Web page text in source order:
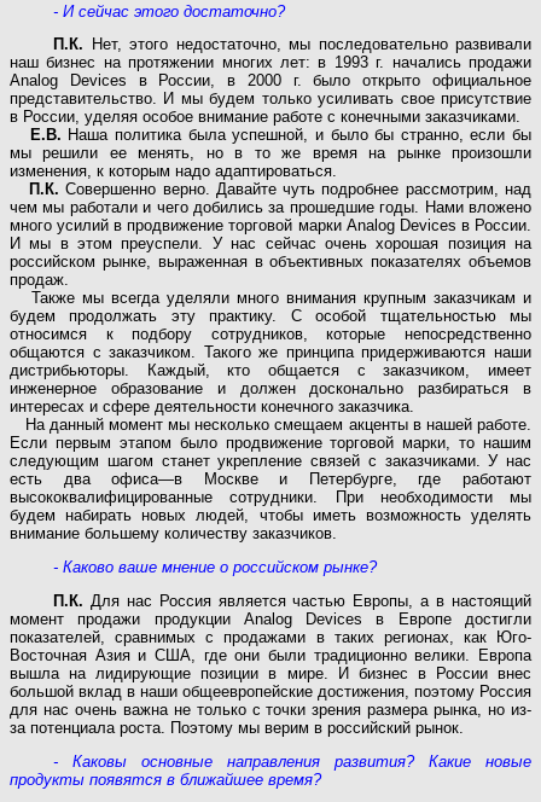
- И сейчас этого достаточно?
П.К. Нет, этого недостаточно, мы последовательно развивали
наш бизнес на протяжении многих лет: в 1993 г. начались продажи
Analog Devices в России, в 2000 г. было открыто официальное
представительство. И мы будем только усиливать свое присутствие
в России, уделяя особое внимание работе с конечными заказчиками.
Е.В. Наша политика была успешной, и было бы странно, если бы
мы решили ее менять, но в то же время на рынке произошли
изменения, к которым надо адаптироваться.
П.К. Совершенно верно. Давайте чуть подробнее рассмотрим, над
чем мы работали и чего добились за прошедшие годы. Нами вложено
много усилий в продвижение торговой марки Analog Devices в России.
И мы в этом преуспели. У нас сейчас очень хорошая позиция на
российском рынке, выраженная в объективных показателях объемов
продаж.
Также мы всегда уделяли много внимания крупным заказчикам и
будем продолжать эту практику. С особой тщательностью мы
относимся к подбору сотрудников, которые непосредственно
общаются с заказчиком. Такого же принципа придерживаются наши
дистрибьюторы. Каждый, кто общается с заказчиком, имеет
инженерное образование и должен досконально разбираться в
интересах и сфере деятельности конечного заказчика.
На данный момент мы несколько смещаем акценты в нашей работе.
Если первым этапом было продвижение торговой марки, то нашим
следующим шагом станет укрепление связей с заказчиками. У нас
есть два офиса—в Москве и Петербурге, где работают
высококвалифицированные сотрудники. При необходимости мы
будем набирать новых людей, чтобы иметь возможность уделять
внимание большему количеству заказчиков.
- Каково ваше мнение о российском рынке?
П.К. Для нас Россия является частью Европы, а в настоящий
момент продажи продукции Analog Devices в Европе достигли
показателей, сравнимых с продажами в таких регионах, как Юго-
Восточная Азия и США, где они были традиционно велики. Европа
вышла на лидирующие позиции в мире. И бизнес в России внес
большой вклад в наши общеевропейские достижения, поэтому Россия
для нас очень важна не только с точки зрения размера рынка, но из-
за потенциала роста. Поэтому мы верим в российский рынок.
- Каковы основные направления развития? Какие новые
продукты появятся в ближайшее время?